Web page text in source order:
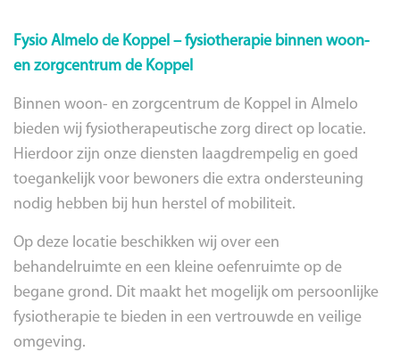
Fysio Almelo de Koppel – fysiotherapie binnen woon-
en zorgcentrum de Koppel
Binnen woon- en zorgcentrum de Koppel in Almelo
bieden wij fysiotherapeutische zorg direct op locatie.
Hierdoor zijn onze diensten laagdrempelig en goed
toegankelijk voor bewoners die extra ondersteuning
nodig hebben bij hun herstel of mobiliteit.
Op deze locatie beschikken wij over een
behandelruimte en een kleine oefenruimte op de
begane grond. Dit maakt het mogelijk om persoonlijke
fysiotherapie te bieden in een vertrouwde en veilige
omgeving.